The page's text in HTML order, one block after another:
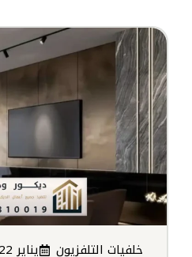
خلفيات التلفزيون يناير 22, 2025